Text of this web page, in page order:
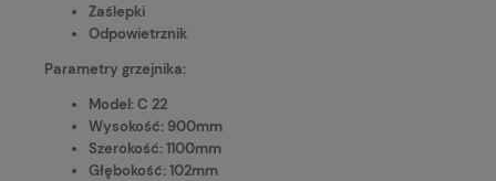
Zaślepki
Odpowietrznik
Parametry grzejnika:
Model: C 22
Wysokość: 900mm
Szerokość: 1100mm
Głębokość: 102mm